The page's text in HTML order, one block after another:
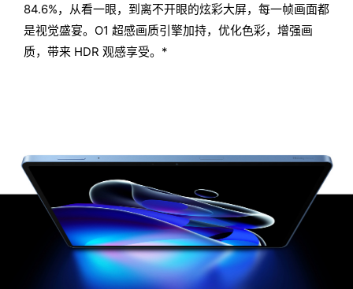
84.6%，从看一眼，到离不开眼的炫彩大屏， 每一帧画面都
是视觉盛宴。O1 超感画质引擎加持，优化色彩，增强画
质，带来 HDR 观感享受。*